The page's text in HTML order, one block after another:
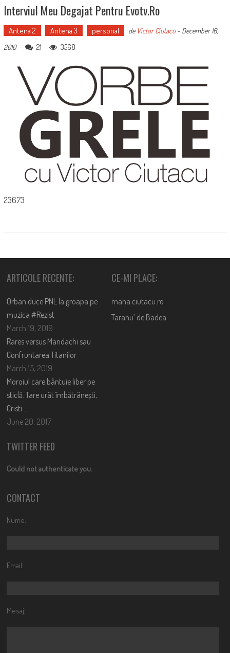
Interviul Meu Degajat Pentru Evotv.ro
Antena 2 Antena 3 personal de Victor Ciutacu- December 16,
2010
21 3568
23673
ARTICOLE RECENTE:
Orban duce PNL la groapa pe
muzica #Rezist
March 19, 2019
Rares versus Mandachi sau
Confruntarea Titanilor
March 15, 2019
Moroiul care bântuie liber pe
sticlă. Tare urât îmbătrânești,
Cristi….
June 20, 2017
CE-MI PLACE:
mana.ciutacu.ro
Taranu’ de Badea
TWITTER FEED
Could not authenticate you.
CONTACT
Nume:
Email:
Mesaj: